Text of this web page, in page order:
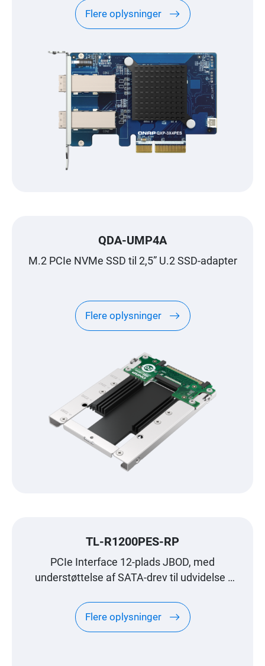
Flere oplysninger
QDA-UMP4A
M.2 PCIe NVMe SSD til 2,5” U.2 SSD-adapter
Flere oplysninger
TL-R1200PES-RP
PCIe Interface 12-plads JBOD, med
understøttelse af SATA-drev til udvidelse i
Flere oplysninger